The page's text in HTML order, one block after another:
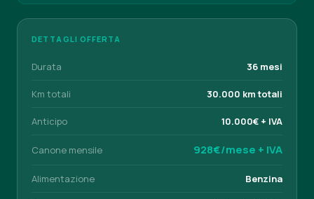
DETTAGLI OFFERTA
Durata 36 mesi
Km totali 30.000 km totali
Anticipo 10.000€ + IVA
Canone mensile 928€/mese + IVA
Alimentazione Benzina